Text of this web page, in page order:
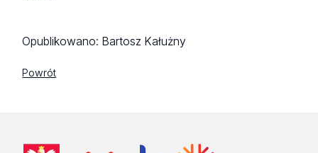
Opublikowano: Bartosz Kałużny
Powrót